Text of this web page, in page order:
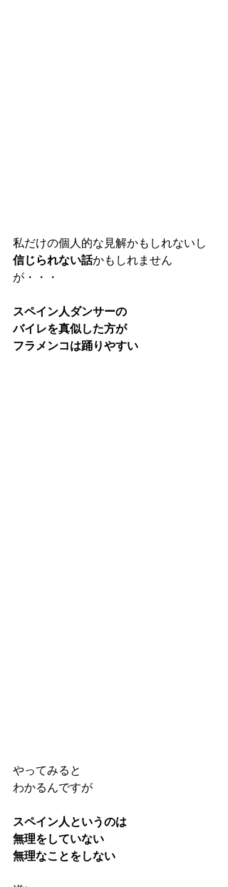
私だけの個人的な見解かもしれないし
信じられない話かもしれません
が・・・
スペイン人ダンサーの
バイレを真似した方が
フラメンコは踊りやすい
やってみると
わかるんですが
スペイン人というのは
無理をしていない
無理なことをしない